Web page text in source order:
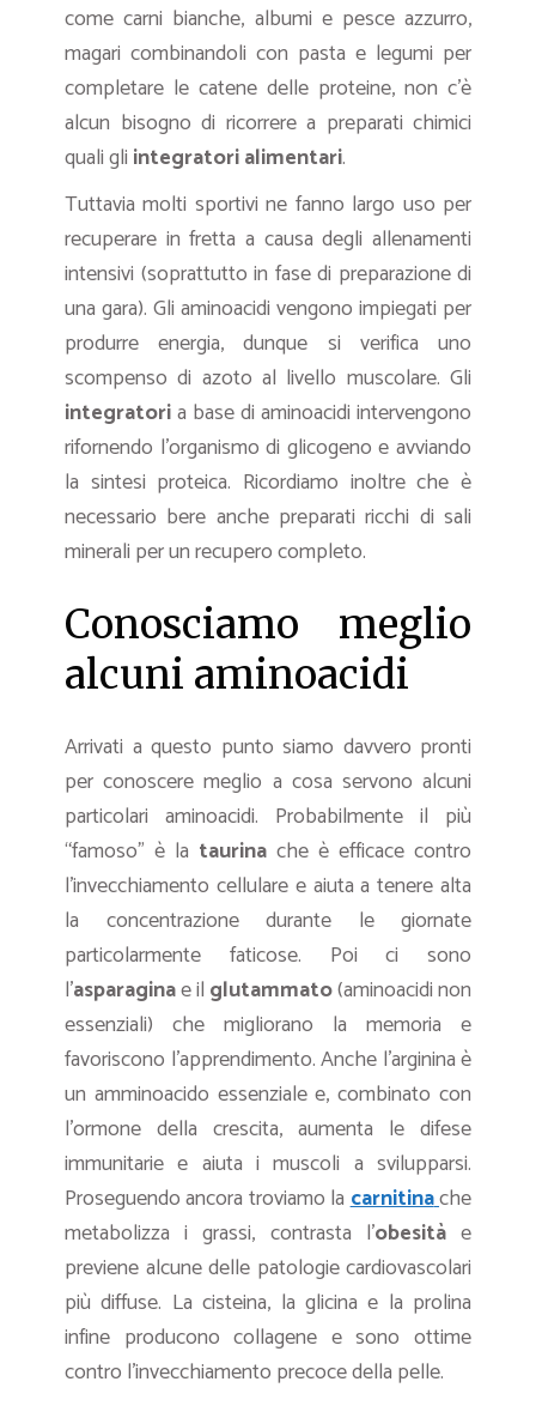
come carni bianche, albumi e pesce azzurro,
magari combinandoli con pasta e legumi per
completare le catene delle proteine, non c’è
alcun bisogno di ricorrere a preparati chimici
quali gli integratori alimentari.
Tuttavia molti sportivi ne fanno largo uso per
recuperare in fretta a causa degli allenamenti
intensivi (soprattutto in fase di preparazione di
una gara). Gli aminoacidi vengono impiegati per
produrre energia, dunque si verifica uno
scompenso di azoto al livello muscolare. Gli
integratoria base di aminoacidi intervengono
rifornendo l’organismo di glicogeno e avviando
la sintesi proteica. Ricordiamo inoltre che è
necessario bere anche preparati ricchi di sali
minerali per un recupero completo.
Conosciamo meglio
alcuni aminoacidi
Arrivati a questo punto siamo davvero pronti
per conoscere meglio a cosa servono alcuni
particolari aminoacidi. Probabilmente il più
“famoso” è la taurina che è efficace contro
l’invecchiamento cellulare e aiuta a tenere alta
la concentrazione durante le giornate
particolarmente faticose. Poi ci sono
l’asparaginae il glutammato(aminoacidi non
essenziali) che migliorano la memoria e
favoriscono l’apprendimento. Anche l’arginina è
un amminoacido essenziale e, combinato con
l’ormone della crescita, aumenta le difese
immunitarie e aiuta i muscoli a svilupparsi.
Proseguendo ancora troviamo lacarnitinache
metabolizza i grassi, contrasta l’obesitàe
previene alcune delle patologie cardiovascolari
più diffuse. La cisteina, la glicina e la prolina
infine producono collagene e sono ottime
contro l’invecchiamento precoce della pelle.